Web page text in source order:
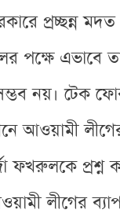
প্রচ্ছন্ন মদত
পক্ষে এভাবে
নয়। টেক
আওয়ামী
ফখরুলকে প্রশ্ন
লীগের